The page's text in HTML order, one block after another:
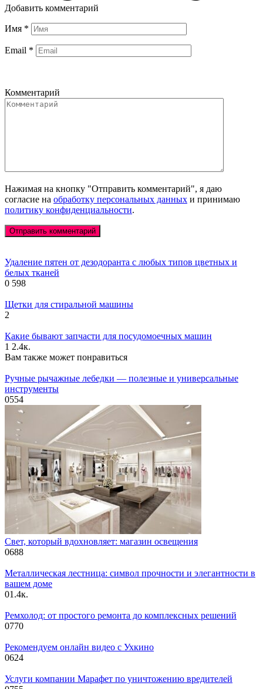
Добавить комментарий
Имя *
Email *
Комментарий
Нажимая на кнопку "Отправить комментарий", я даю
согласие на обработку персональных данных и принимаю
политику конфиденциальности.
Удаление пятен от дезодоранта с любых типов цветных и
белых тканей
0 598
Щетки для стиральной машины
2
Какие бывают запчасти для посудомоечных машин
1 2.4к.
Вам также может понравиться
Ручные рычажные лебедки — полезные и универсальные
инструменты
0554
Свет, который вдохновляет: магазин освещения
0688
Металлическая лестница: символ прочности и элегантности в
вашем доме
01.4к.
Ремхолод: от простого ремонта до комплексных решений
0770
Рекомендуем онлайн видео с Ухкино
0624
Услуги компании Марафет по уничтожению вредителей